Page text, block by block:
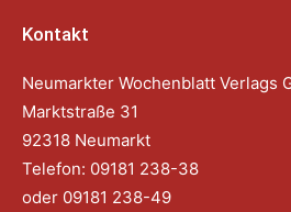
Kontakt
Neumarkter Wochenblatt Verlags
Marktstraße 31
92318 Neumarkt
Telefon: 09181 238-38
oder 09181 238-49